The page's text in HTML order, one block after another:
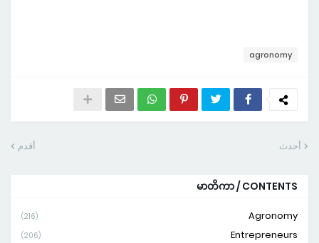
agronomy
أحدث أقدم
မာတိကာ / CONTENTS
Agronomy
(216)
Entrepreneurs
(206)